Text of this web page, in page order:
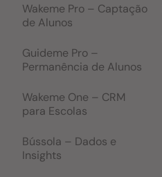
Wakeme Pro – Captação
de Alunos
Guideme Pro –
Permanência de Alunos
Wakeme One – CRM
para Escolas
Bússola – Dados e
Insights